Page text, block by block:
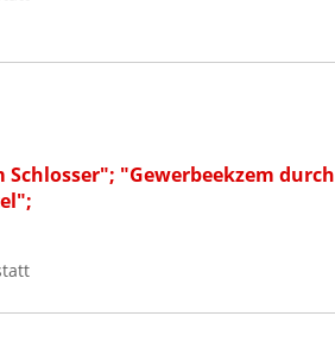
"Gewerbeekzem durch